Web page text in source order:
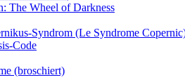
The Wheel of Darkness
Syndrom (Le Syndrome
Code
(broschiert)